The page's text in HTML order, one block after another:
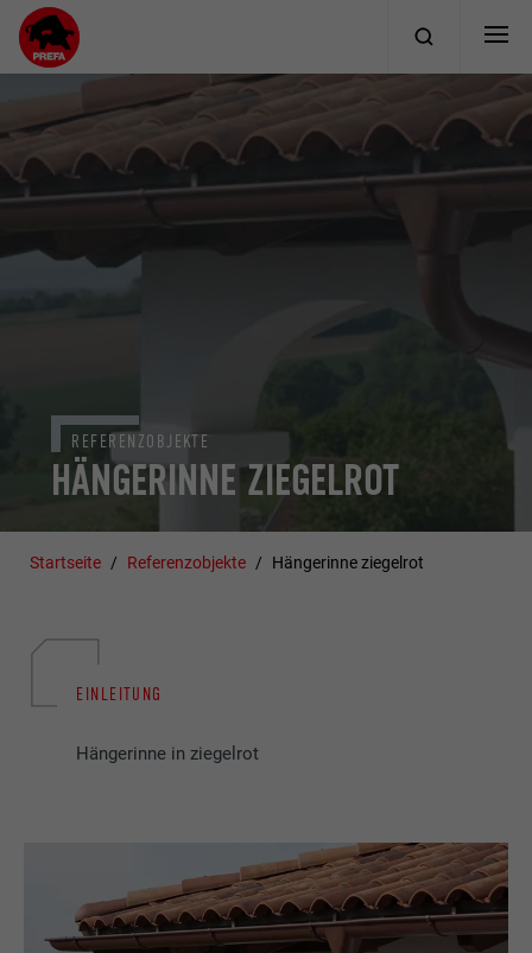
HÄNGERINNE ZIEGELROT
REFERENZOBJEKTE
Startseite Referenzobjekte Hängerinne ziegelrot
EINLEITUNG
Hängerinne in ziegelrot